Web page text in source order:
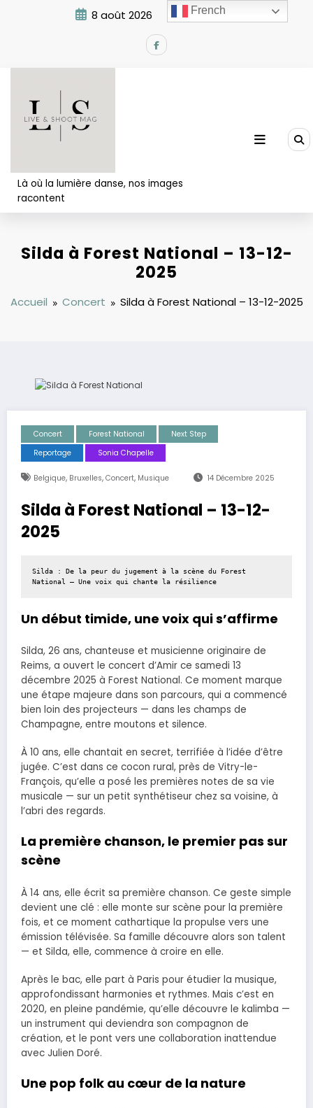
8 août 2026 7:27:11 AM
Là où la lumière danse, nos images
racontent
Silda à Forest National – 13-12-
2025
Accueil Concert Silda à Forest National – 13-12-2025
Concert Forest National
Next Step
Reportage
Sonia Chapelle
Belgique, Bruxelles, Concert, Musique 14 Décembre 2025
Silda à Forest National – 13-12-
2025
Silda : De la peur du jugement à la scène du Forest
National — Une voix qui chante la résilience
Un début timide, une voix qui s’affirme
Silda, 26 ans, chanteuse et musicienne originaire de
Reims, a ouvert le concert d’Amir ce samedi 13
décembre 2025 à Forest National. Ce moment marque
une étape majeure dans son parcours, qui a commencé
bien loin des projecteurs — dans les champs de
Champagne, entre moutons et silence.
À 10 ans, elle chantait en secret, terrifiée à l’idée d’être
jugée. C’est dans ce cocon rural, près de Vitry-le-
François, qu’elle a posé les premières notes de sa vie
musicale — sur un petit synthétiseur chez sa voisine, à
l’abri des regards.
La première chanson, le premier pas sur
scène
À 14 ans, elle écrit sa première chanson. Ce geste simple
devient une clé : elle monte sur scène pour la première
fois, et ce moment cathartique la propulse vers une
émission télévisée. Sa famille découvre alors son talent
— et Silda, elle, commence à croire en elle.
Après le bac, elle part à Paris pour étudier la musique,
approfondissant harmonies et rythmes. Mais c’est en
2020, en pleine pandémie, qu’elle découvre le kalimba —
un instrument qui deviendra son compagnon de
création, et le pont vers une collaboration inattendue
avec Julien Doré.
Une pop folk au cœur de la nature
French